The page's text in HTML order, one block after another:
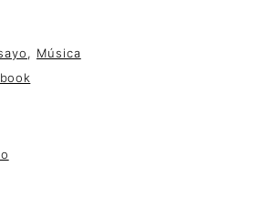
, Música